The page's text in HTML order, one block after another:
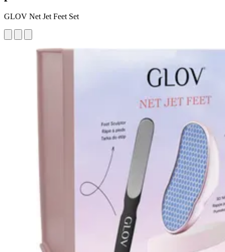
GLOV Net Jet Feet Set